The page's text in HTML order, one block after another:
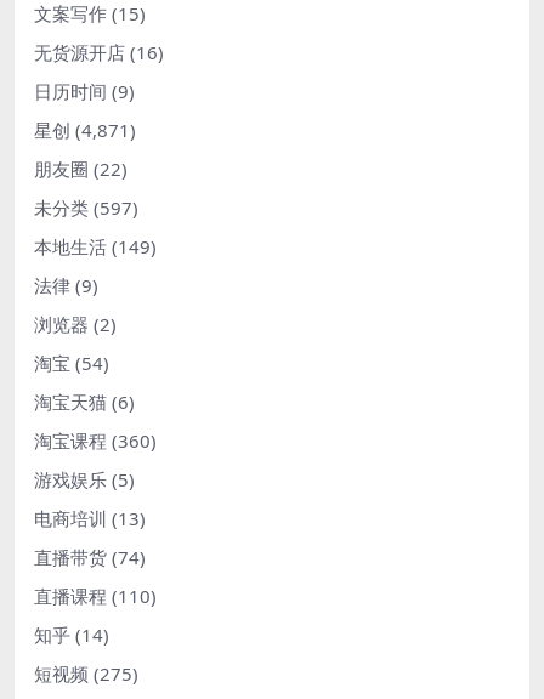
文案写作 (15)
无货源开店 (16)
日历时间 (9)
星创 (4,871)
朋友圈 (22)
未分类 (597)
本地生活 (149)
法律 (9)
浏览器 (2)
淘宝 (54)
淘宝天猫 (6)
淘宝课程 (360)
游戏娱乐 (5)
电商培训 (13)
直播带货 (74)
直播课程 (110)
知乎 (14)
短视频 (275)